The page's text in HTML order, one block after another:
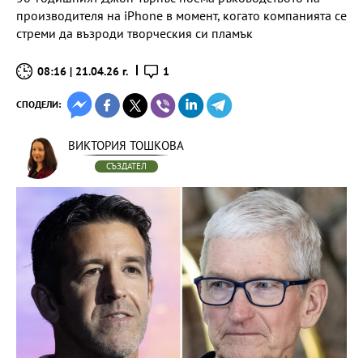
производителя на iPhone в момент, когато компанията се
стреми да възроди творческия си пламък
08:16 | 21.04.26 г. 1
СПОДЕЛИ:
ВИКТОРИЯ ТОШКОВА
СЪЗДАТЕЛ